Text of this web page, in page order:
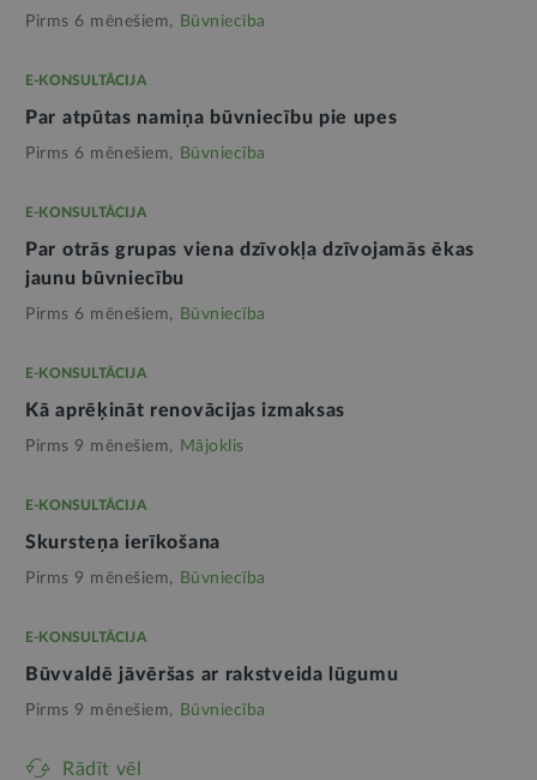
Pirms 6 mēnešiem, Būvniecība
E-KONSULTĀCIJA
Par atpūtas namiņa būvniecību pie upes
Pirms 6 mēnešiem, Būvniecība
E-KONSULTĀCIJA
Par otrās grupas viena dzīvokļa dzīvojamās ēkas
jaunu būvniecību
Pirms 6 mēnešiem, Būvniecība
E-KONSULTĀCIJA
Kā aprēķināt renovācijas izmaksas
Pirms 9 mēnešiem, Mājoklis
E-KONSULTĀCIJA
Skursteņa ierīkošana
Pirms 9 mēnešiem, Būvniecība
E-KONSULTĀCIJA
Būvvaldē jāvēršas ar rakstveida lūgumu
Pirms 9 mēnešiem, Būvniecība
Rādīt vēl